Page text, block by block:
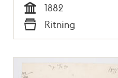
Tid
1882
Typ
Ritning